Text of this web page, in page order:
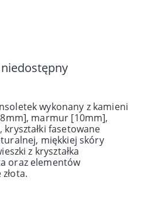
wykonany z kamieni
marmur [10mm],
fasetowane
miękkiej skóry
z kryształka
oraz elementów